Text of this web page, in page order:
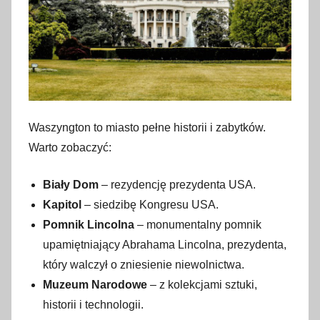
Waszyngton to miasto pełne historii i zabytków.
Warto zobaczyć:
Biały Dom – rezydencję prezydenta USA.
Kapitol – siedzibę Kongresu USA.
Pomnik Lincolna – monumentalny pomnik
upamiętniający Abrahama Lincolna, prezydenta,
który walczył o zniesienie niewolnictwa.
Muzeum Narodowe – z kolekcjami sztuki,
historii i technologii.